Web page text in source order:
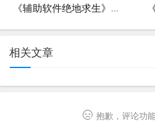
《辅助软件绝地求生》：提升游戏体验的必备工具-绝地求生辅助软件的选择与使用技巧
相关文章
抱歉，评论功